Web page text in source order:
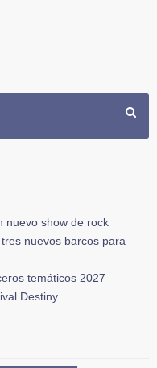
nuevo show de rock
nuevos barcos para
temáticos 2027
Destiny